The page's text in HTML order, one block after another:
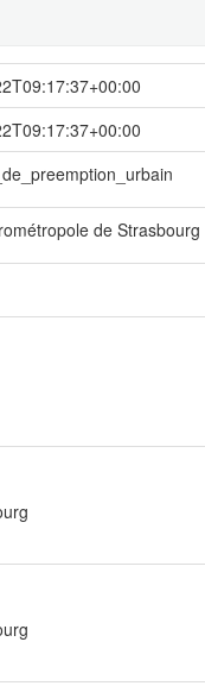
de Strasbourg